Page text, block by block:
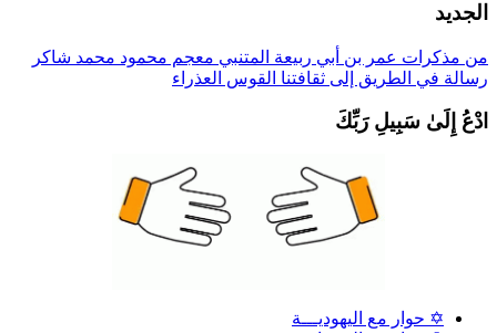
مذكرات عمر بن أبي ربيعةالمتنبي معجم محمود محمد شاكر
في الطريق إلى ثقافتناالقوس العذراء
إِلَىٰ سَبِيلِ رَبِّكَ
✡ حوار مع اليهوديـــة